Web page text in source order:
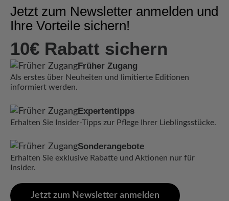
Jetzt zum Newsletter anmelden und
Ihre Vorteile sichern!
10€ Rabatt sichern
Früher Zugang
Als erstes über Neuheiten und limitierte Editionen
informiert werden.
Expertentipps
Erhalten Sie Insider-Tipps zur Pflege Ihrer Lieblingsstücke.
Sonderangebote
Erhalten Sie exklusive Rabatte und Aktionen nur für
Insider.
Jetzt zum Newsletter anmelden